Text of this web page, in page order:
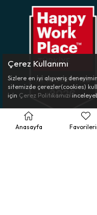
Çerez Kullanımı
Sizlere en iyi alışveriş
sitemizde çerezler(cookies)
için Çerez Politikamızı
Anasayfa